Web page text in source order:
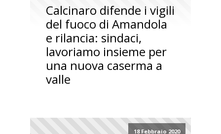
Calcinaro difende i vigili
del fuoco di Amandola
e rilancia: sindaci,
lavoriamo insieme per
una nuova caserma a
valle
18 Febbraio 2020